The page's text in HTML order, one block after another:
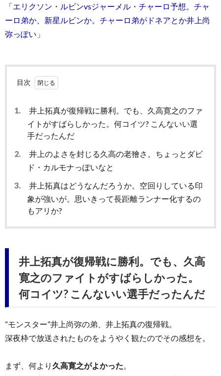
「エリクソン・ルビンvsジャーメル・チャーロ予想。チャ
ーロ弟か、新星ルビンか。チャーロ弟がドネアとか井上尚
弥っぽい」
目次
1.
井上拓真が復帰戦に勝利。でも、久高寛之のファ
イトがすばらしかった。何コイツ? こんないい選
手だったんだ
2.
井上のよさを封じる久高の老獪さ。ちょっとダビ
ド・カルモナっぽいなと
3.
井上拓真はどうなんだろうか。空回りしている印
象が強いが。思いきって長距離ランナー化するの
もアリか?
井上拓真が復帰戦に勝利。でも、久高
寛之のファイトがすばらしかった。
何コイツ? こんないい選手だったんだ
“モンスター”井上尚弥の弟、井上拓真の復帰戦。
深夜枠で放送されたものをようやく観たのでその感想を。
まず、何より 久高寛之がよかった